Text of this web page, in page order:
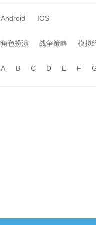
Android IOS
角色扮演 战争策略 模拟
A B C D E F